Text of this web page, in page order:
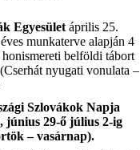
Egyesületáprilis 25.
munkaterve alapján 4
honismereti belföldi tábort
(Cserhát nyugati vonulata –
Szlovákok Napja
június 29-ő július 2-ig
– vasárnap).